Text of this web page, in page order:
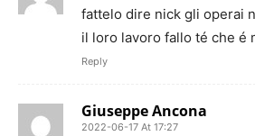
fattelo dire nick gli operai
il loro lavoro fallo té che é
Reply
Giuseppe Ancona
2022-06-17 At 17:27